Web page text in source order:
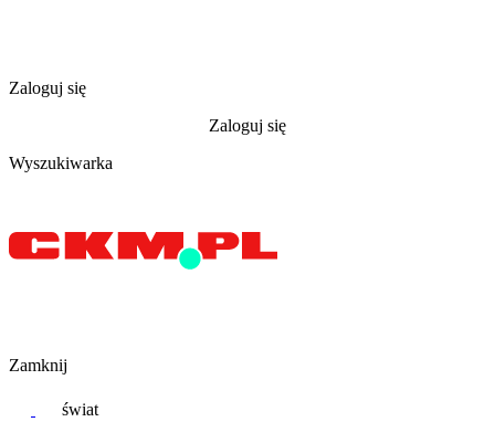
Zaloguj się
Zaloguj się
Wyszukiwarka
Zamknij
świat